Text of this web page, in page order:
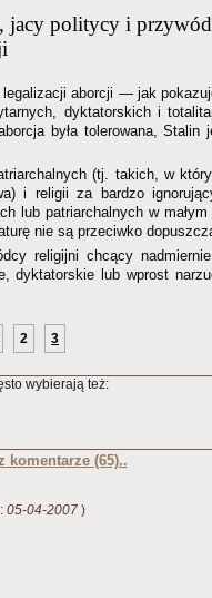
jacy politycy i
legalizacji aborcji — jak
dyktatorskich i
była tolerowana, Stalin
(tj. takich, w
i religii za bardzo
lub patriarchalnych w
nie są przeciwko
religijni chcący
dyktatorskie lub wprost
2 3
wybierają też:
komentarze (65)..
05-04-2007 )